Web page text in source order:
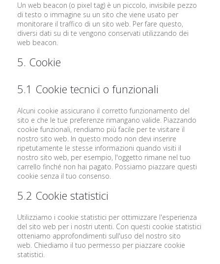
Un web beacon (o pixel tag) è un piccolo, invisibile pezzo
di testo o immagine su un sito che viene usato per
monitorare il traffico di un sito web. Per fare questo,
diversi dati su di te vengono conservati utilizzando dei
web beacon.
5. Cookie
5.1 Cookie tecnici o funzionali
Alcuni cookie assicurano il corretto funzionamento del
sito e che le tue preferenze rimangano valide. Piazzando
cookie funzionali, rendiamo più facile per te visitare il
nostro sito web. In questo modo non devi inserire
ripetutamente le stesse informazioni quando visiti il
nostro sito web, per esempio, l'oggetto rimane nel tuo
carrello finché non hai pagato. Possiamo piazzare questi
cookie senza il tuo consenso.
5.2 Cookie statistici
Utilizziamo i cookie statistici per ottimizzare l'esperienza
del sito web per i nostri utenti. Con questi cookie statistici
otteniamo approfondimenti sull'uso del nostro sito
web. Chiediamo il tuo permesso per piazzare cookie
statistici.